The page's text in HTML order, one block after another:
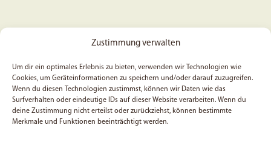
Zustimmung verwalten
Um dir ein optimales Erlebnis zu bieten, verwenden wir Technologien wie
Cookies, um Geräteinformationen zu speichern und/oder darauf zuzugreifen.
Wenn du diesen Technologien zustimmst, können wir Daten wie das
Surfverhalten oder eindeutige IDs auf dieser Website verarbeiten. Wenn du
deine Zustimmung nicht erteilst oder zurückziehst, können bestimmte
Merkmale und Funktionen beeinträchtigt werden.
In den Warenkorb
Bewertet mit
5.00
von 5
3,99 €
In den Warenkorb